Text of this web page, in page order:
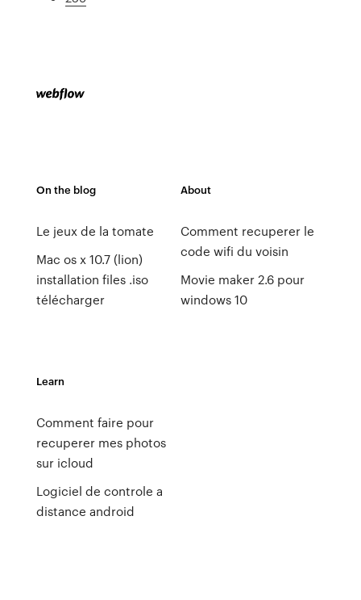
On the blog
Le jeux de la tomate
Mac os x 10.7 (lion)
installation files .iso
télécharger
About
Comment recuperer le
code wifi du voisin
Movie maker 2.6 pour
windows 10
Learn
Comment faire pour
recuperer mes photos
sur icloud
Logiciel de controle a
distance android